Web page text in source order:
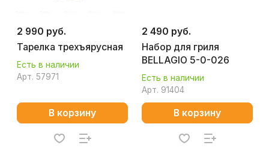
2 990 руб.
Тарелка трехъярусная
Есть в наличии
Арт. 57971
В корзину
2 490 руб.
Набор для гриля
BELLAGIO 5-0-026
Есть в наличии
Арт. 91404
В корзину